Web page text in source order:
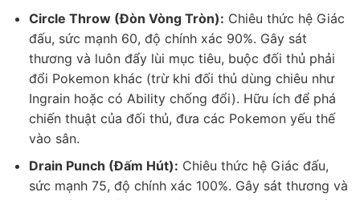
Circle Throw (Đòn Vòng Tròn): Chiêu thức hệ Giác
đấu, sức mạnh 60, độ chính xác 90%. Gây sát
thương và luôn đẩy lùi mục tiêu, buộc đối thủ phải
đổi Pokemon khác (trừ khi đối thủ dùng chiêu như
Ingrain hoặc có Ability chống đổi). Hữu ích để phá
chiến thuật của đối thủ, đưa các Pokemon yếu thế
vào sân.
Drain Punch (Đấm Hút): Chiêu thức hệ Giác đấu,
sức mạnh 75, độ chính xác 100%. Gây sát thương và